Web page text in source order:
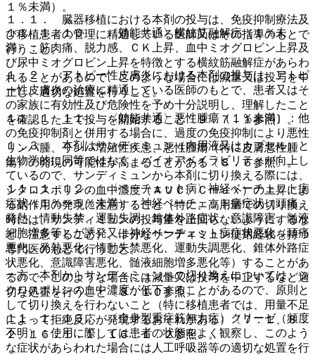
１．１． 臓器移植における本剤の投与は、免疫抑制療法及
び移植患者の管理に精通している医師又はその指導のもとで
行うこと。
１．２． アトピー性皮膚炎における本剤の投与は、アトピ
ー性皮膚炎の治療に精通している医師のもとで、患者又はそ
の家族に有効性及び危険性を予め十分説明し、理解したこと
を確認した上で投与を開始すること〔９．７．１参照〕。
１．３． 本剤はサンディミュン（内用液又はカプセル）と
生物学的に同等ではなく、バイオアベイラビリティが向上し
ているので、サンディミュンから本剤に切り換える際には、
シクロスポリンの血中濃度（ＡＵＣ、Ｃｍａｘ）の上昇によ
る副作用の発現に注意すること（特に、高用量での切り換え
時には、サンディミュンの投与量を上回らないようにするな
ど、注意すること）、十分なサンディミュン使用経験を持つ
専門医のもとで行うこと。
一方、本剤からサンディミュンへの切り換えについては、シ
クロスポリンの血中濃度が低下することがあるので、原則と
して切り換えを行わないこと（特に移植患者では、用量不足
によって拒絶反応が発現するおそれがある）〔７．１、８．
２、１６．１．１、１６．１．２参照〕。
１％未満）。
１１．１．１０． 〈効能共通〉横紋筋融解症（１％未
満）：筋肉痛、脱力感、ＣＫ上昇、血中ミオグロビン上昇及
び尿中ミオグロビン上昇を特徴とする横紋筋融解症があらわ
れることがあるので、このような場合には減量又は投与を中
止し、適切な処置を行うこと。
１１．１．１１． 〈効能共通〉悪性腫瘍（１％未満）：他
の免疫抑制剤と併用する場合に、過度の免疫抑制により悪性
リンパ腫、リンパ増殖性疾患、悪性腫瘍（特に皮膚悪性腫
瘍）の発現の可能性が高まることがある〔８．６参照〕。
１１．１．１２． 〈ベーチェット病〉神経ベーチェット病
症状（１％〜５％未満）：神経ベーチェット病症状（頭痛、
発熱、情動失禁、運動失調、錐体外路症状、意識障害、髄液
細胞増多等）が誘発又は神経ベーチェット病症状悪化（頭痛
悪化、発熱悪化、情動失禁悪化、運動失調悪化、錐体外路症
状悪化、意識障害悪化、髄液細胞増多悪化等）することがあ
るので、このような場合には減量又は投与を中止するなど適
切な処置を行うこと〔８．１０参照〕。
１１．１．１３． 〈全身型重症筋無力症〉クリーゼ（頻度
不明）：使用に際しては患者の状態をよく観察し、このよう
な症状があらわれた場合には人工呼吸器等の適切な処置を行